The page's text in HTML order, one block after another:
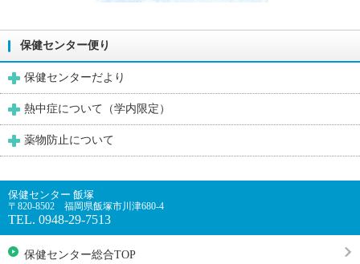
保健センター便り
保健センターだより
熱中症について（学内限定）
薬物防止について
保健センター 飯塚
〒820-8502 福岡県飯塚市川津680-4
TEL. 0948-29-7513
保健センター総合TOP